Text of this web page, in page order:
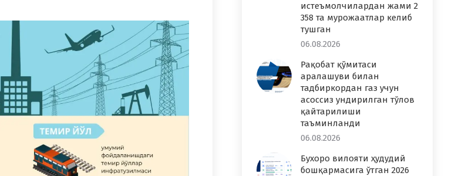
истеъмолчилардан жами 2
358 та мурожаатлар келиб
тушган
06.08.2026
Рақобат қўмитаси
аралашуви билан
тадбиркордан газ учун
асоссиз ундирилган тўлов
қайтарилиши
таъминланди
06.08.2026
Бухоро вилояти ҳудудий
бошқармасига ўтган 2026